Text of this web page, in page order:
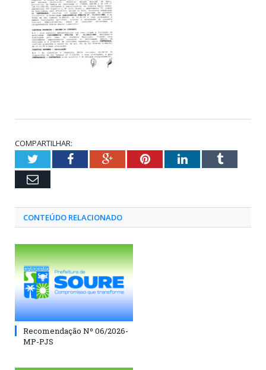
COMPARTILHAR:
TwitterFacebookGoogle+PinterestLinkedInTumblr
Email
CONTEÚDO RELACIONADO
Recomendação Nº 06/2026-
MP-PJS